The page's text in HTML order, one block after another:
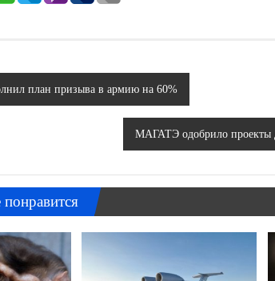
план призыва в армию на 60%
МАГАТЭ одобрило проекты